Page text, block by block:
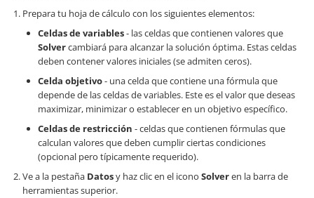
Prepara tu hoja de cálculo con los siguientes elementos:
Celdas de variables- las celdas que contienen valores que
Solvercambiará para alcanzar la solución óptima. Estas celdas
deben contener valores iniciales (se admiten ceros).
Celda objetivo- una celda que contiene una fórmula que
depende de las celdas de variables. Este es el valor que deseas
maximizar, minimizar o establecer en un objetivo específico.
Celdas de restricción - celdas que contienen fórmulas que
calculan valores que deben cumplir ciertas condiciones
(opcional pero típicamente requerido).
Ve a la pestaña Datosy haz clic en el icono Solveren la barra de
herramientas superior.